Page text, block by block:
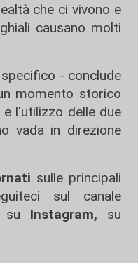
che ci vivono e
causano molti
- conclude
momento storico
l'utilizzo delle due
vada in direzione
sulle principali
sul canale
su Instagram, su